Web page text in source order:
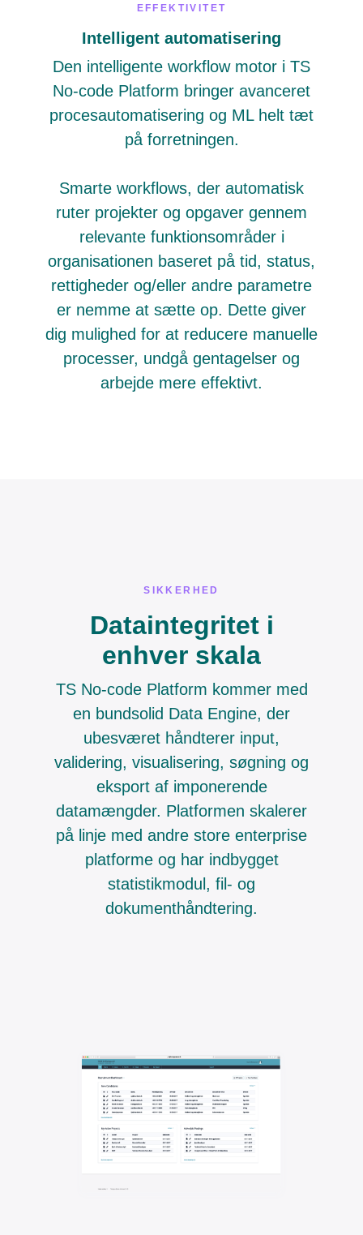
EFFEKTIVITET
Intelligent automatisering
Den intelligente workflow motor i TS
No-code Platform bringer avanceret
procesautomatisering og ML helt tæt
på forretningen.
Smarte workflows, der automatisk
ruter projekter og opgaver gennem
relevante funktionsområder i
organisationen baseret på tid, status,
rettigheder og/eller andre parametre
er nemme at sætte op. Dette giver
dig mulighed for at reducere manuelle
processer, undgå gentagelser og
arbejde mere effektivt.
SIKKERHED
Dataintegritet i
enhver skala
TS No-code Platform kommer med
en bundsolid Data Engine, der
ubesværet håndterer input,
validering, visualisering, søgning og
eksport af imponerende
datamængder. Platformen skalerer
på linje med andre store enterprise
platforme og har indbygget
statistikmodul, fil- og
dokumenthåndtering.